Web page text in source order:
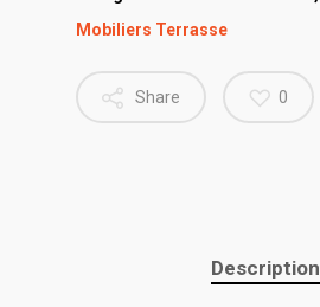
Mobiliers Terrasse
Share 0
Description